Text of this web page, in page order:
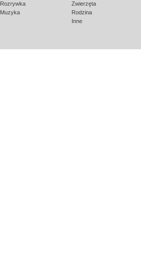
Rozrywka
Muzyka
Zwierzęta
Rodzina
Inne